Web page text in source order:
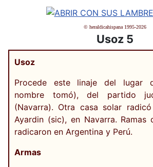
© heraldicahispana 1995-2026
Usoz 5
Usoz
Procede este linaje del lugar
nombre tomó), del partido
(Navarra). Otra casa solar
Ayardin (sic), en Navarra. Ramas
radicaron en Argentina y Perú.
Armas